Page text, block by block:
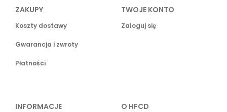
ZAKUPY
Koszty dostawy
Gwarancja i zwroty
Płatności
TWOJE KONTO
Zaloguj się
INFORMACJE O HFCD